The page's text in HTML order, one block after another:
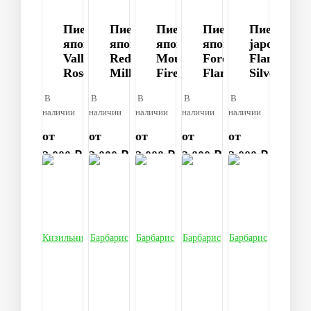
Пиерис
японский
Valley
Rose
В
наличии
от
2 000 ₽
Пиерис
японский
Red
Mill
В
наличии
от
2 000 ₽
Пиерис
японский
Mountain
Fire
В
наличии
от
2 000 ₽
Пиерис
японский
Forest
Flame
В
наличии
от
2 000 ₽
Пиерис
japonica
Flaming
Silver
В
наличии
от
2 000 ₽